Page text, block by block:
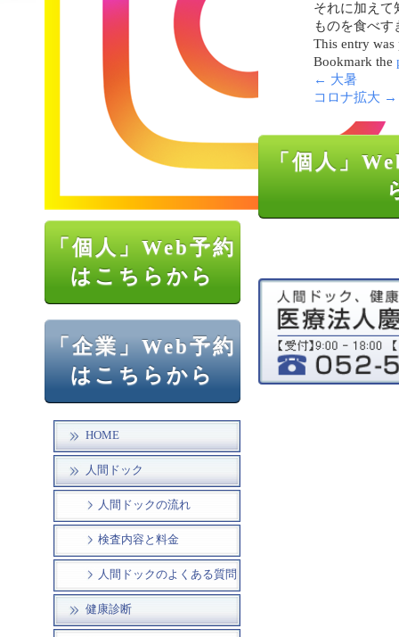
「個人」Web予約
はこちらから
「企業」Web予約
はこちらから
HOME
人間ドック
人間ドックの流れ
検査内容と料金
人間ドックのよくある質問
健康診断
それに加えて
ものを食べ
This entry
Bookmark the
← 大暑
コロナ拡大 →
「個人」